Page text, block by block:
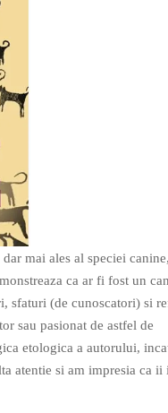
mai ales al speciei
ca ar fi fost un
sfaturi (de cunoscatori) si
sau pasionat de astfel de
etologica a autorului,
atentie si am impresia ca ii